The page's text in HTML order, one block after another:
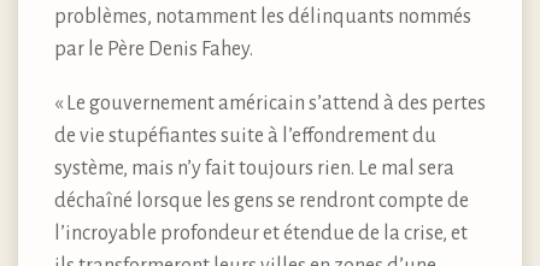
problèmes, notamment les délinquants nommés
par le Père Denis Fahey.
« Le gouvernement américain s’attend à des pertes
de vie stupéfiantes suite à l’effondrement du
système, mais n’y fait toujours rien. Le mal sera
déchaîné lorsque les gens se rendront compte de
l’incroyable profondeur et étendue de la crise, et